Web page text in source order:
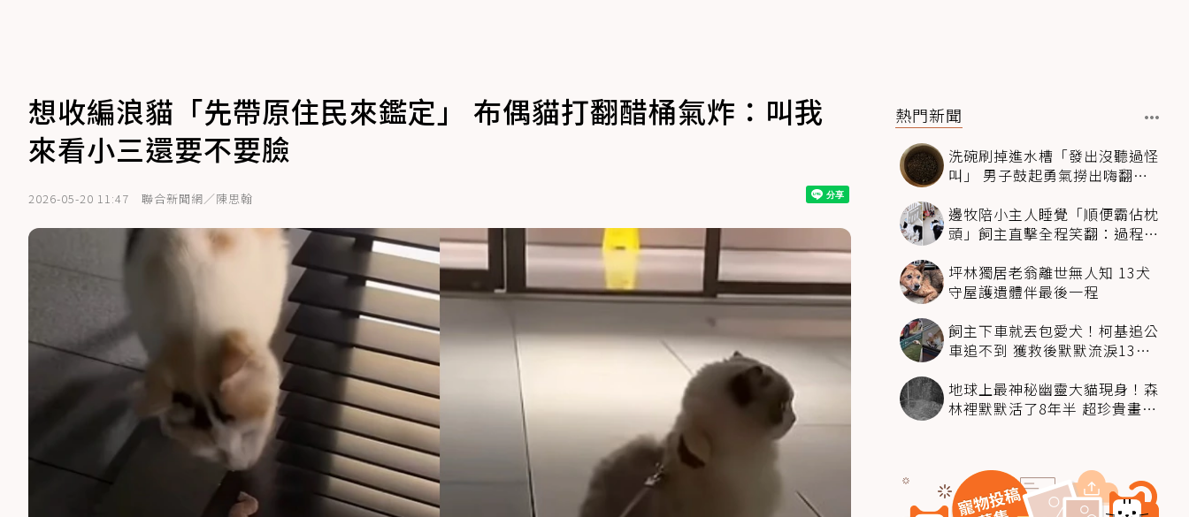
想收編浪貓「先帶原住民來鑑定」 布偶貓打翻醋桶氣炸：叫我
來看小三還要不要臉
2026-05-20 11:47 聯合新聞網／陳思翰
熱門新聞
洗碗刷掉進水槽「發出沒聽過怪
叫」 男子鼓起勇氣撈出嗨翻：
邊牧陪小主人睡覺「順便霸佔枕
頭」飼主直擊全程笑翻：過程絲
坪林獨居老翁離世無人知 13犬
守屋護遺體伴最後一程
飼主下車就丟包愛犬！柯基追公
車追不到 獲救後默默流淚13萬
地球上最神秘幽靈大貓現身！森
林裡默默活了8年半 超珍貴畫面